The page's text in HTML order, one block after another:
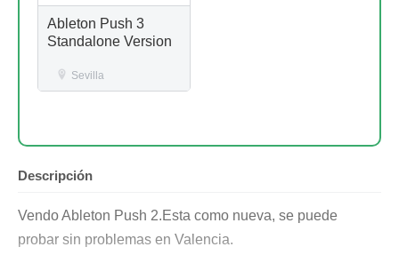
Ableton Push 3
Standalone Version
Sevilla
Descripción
Vendo Ableton Push 2.Esta como nueva, se puede
probar sin problemas en Valencia.